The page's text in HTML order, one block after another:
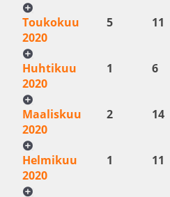
Toukokuu
2020
5 11
Huhtikuu
2020
1 6
Maaliskuu
2020
2 14
Helmikuu
2020
1 11